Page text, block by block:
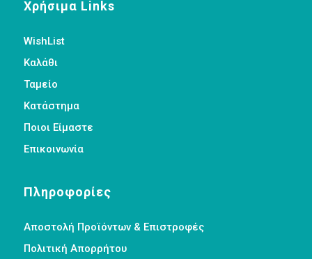
Χρήσιμα Links
WishList
Καλάθι
Ταμείο
Κατάστημα
Ποιοι Είμαστε
Επικοινωνία
Πληροφορίες
Αποστολή Προϊόντων & Επιστροφές
Πολιτική Απορρήτου